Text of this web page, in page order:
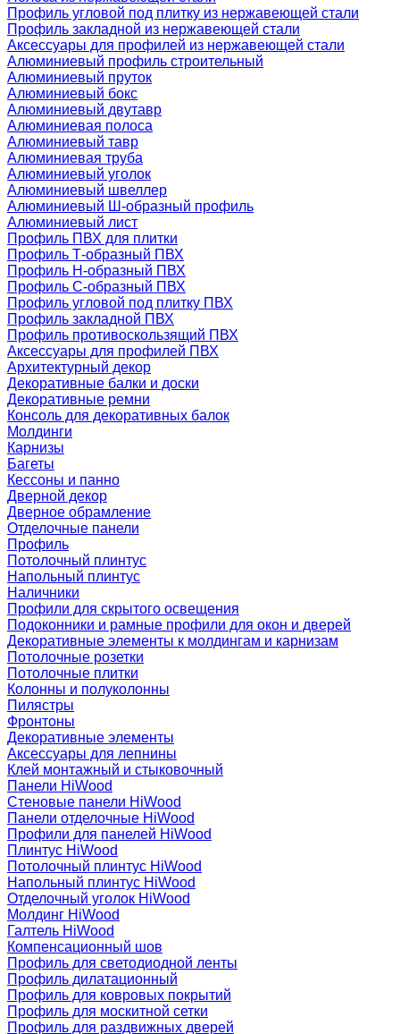
Профиль угловой под плитку из нержавеющей стали
Профиль закладной из нержавеющей стали
Аксессуары для профилей из нержавеющей стали
Алюминиевый профиль строительный
Алюминиевый пруток
Алюминиевый бокс
Алюминиевый двутавр
Алюминиевая полоса
Алюминиевый тавр
Алюминиевая труба
Алюминиевый уголок
Алюминиевый швеллер
Алюминиевый Ш-образный профиль
Алюминиевый лист
Профиль ПВХ для плитки
Профиль Т-образный ПВХ
Профиль H-образный ПВХ
Профиль C-образный ПВХ
Профиль угловой под плитку ПВХ
Профиль закладной ПВХ
Профиль противоскользящий ПВХ
Аксессуары для профилей ПВХ
Архитектурный декор
Декоративные балки и доски
Декоративные ремни
Консоль для декоративных балок
Молдинги
Карнизы
Багеты
Кессоны и панно
Дверной декор
Дверное обрамление
Отделочные панели
Профиль
Потолочный плинтус
Напольный плинтус
Наличники
Профили для скрытого освещения
Подоконники и рамные профили для окон и дверей
Декоративные элементы к молдингам и карнизам
Потолочные розетки
Потолочные плитки
Колонны и полуколонны
Пилястры
Фронтоны
Декоративные элементы
Аксессуары для лепнины
Клей монтажный и стыковочный
Панели HiWood
Стеновые панели HiWood
Панели отделочные HiWood
Профили для панелей HiWood
Плинтус HiWood
Потолочный плинтус HiWood
Напольный плинтус HiWood
Отделочный уголок HiWood
Молдинг HiWood
Галтель HiWood
Компенсационный шов
Профиль для светодиодной ленты
Профиль дилатационный
Профиль для ковровых покрытий
Профиль для москитной сетки
Профиль для раздвижных дверей